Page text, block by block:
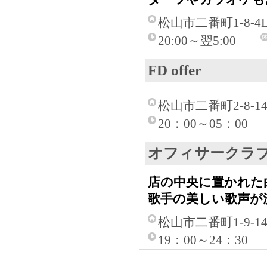
松山市二番町1-8-
20:00～翌5:00
FD offer
松山市二番町2-8-
20：00～05：00
オフィサークラ
店の中央に置かれ
歌手の美しい歌声
松山市二番町1-9-
19：00～24：30